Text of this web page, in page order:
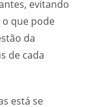
evitando
o que pode
da
de cada
está se